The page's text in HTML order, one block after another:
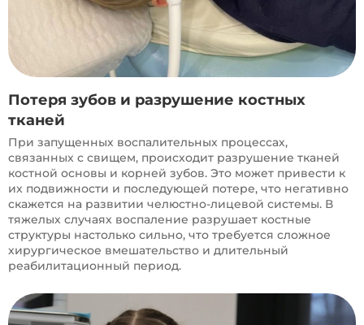
Потеря зубов и разрушение костных
тканей
При запущенных воспалительных процессах,
связанных с свищем, происходит разрушение тканей
костной основы и корней зубов. Это может привести к
их подвижности и последующей потере, что негативно
скажется на развитии челюстно-лицевой системы. В
тяжелых случаях воспаление разрушает костные
структуры настолько сильно, что требуется сложное
хирургическое вмешательство и длительный
реабилитационный период.